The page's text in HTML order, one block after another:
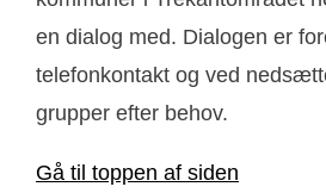
en dialog med. Dialogen er
telefonkontakt og ved
grupper efter behov.
Gå til toppen af siden